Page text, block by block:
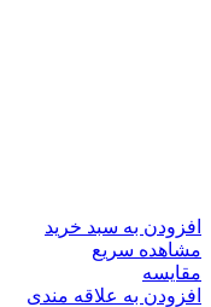
افزودن به سبد خرید
مشاهده سریع
مقایسه
افزودن به علاقه مندی